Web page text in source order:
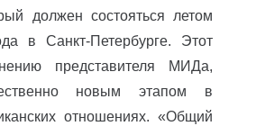
должен состояться летом
в Санкт-Петербурге. Этот
представителя МИДа,
новым этапом в
отношениях. «Общий